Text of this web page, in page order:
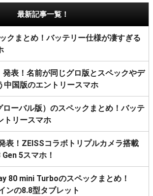
最新記事一覧！
クまとめ！バッテリー仕様が凄すぎる
発表！名前が同じグロ版とスペックやデ
中国版のエントリースマホ
ローバル版）のスペックまとめ！バッテ
トリースマホ
表！ZEISSコラボトリプルカメラ搭載
5スマホ！
80 mini Turboのスペックまとめ！
ンの8.8型タブレット